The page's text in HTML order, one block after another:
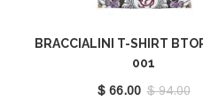
BRACCIALINI T-SHIRT
001
$ 66.00 $ 94.00